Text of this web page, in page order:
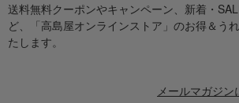
送料無料クーポンやキャンペーン、新着・
ど、「高島屋オンラインストア」のお得＆う
たします。
メールマガジン